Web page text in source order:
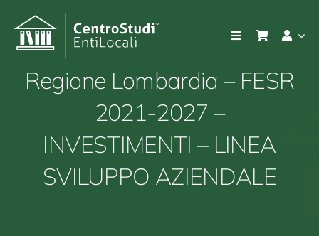
contenuto
Toggle
Azienda
Consulenza e servizi
Regione Lombardia – FESR
2021-2027 –
INVESTIMENTI – LINEA
SVILUPPO AZIENDALE